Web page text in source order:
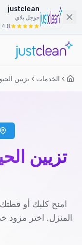
justclean
جوجل بلاي
4.8 تقييم
الخدمات تزيين
تزيين
امنح كلبك أو
المنزل. اختر مزود